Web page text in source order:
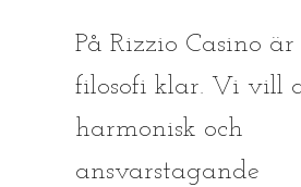
På Rizzio Casino
filosofi klar. Vi vill
harmonisk och
ansvarstagande